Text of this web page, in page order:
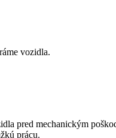
vozidla.
pred mechanickým
prácu.